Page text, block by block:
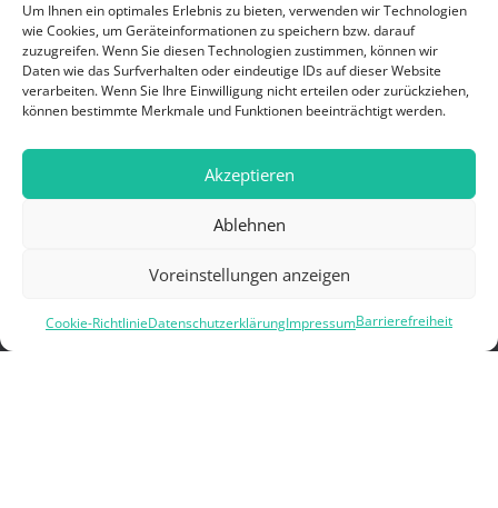
Um Ihnen ein optimales Erlebnis zu bieten, verwenden wir Technologien
wie Cookies, um Geräteinformationen zu speichern bzw. darauf
zuzugreifen. Wenn Sie diesen Technologien zustimmen, können wir
Daten wie das Surfverhalten oder eindeutige IDs auf dieser Website
verarbeiten. Wenn Sie Ihre Einwilligung nicht erteilen oder zurückziehen,
können bestimmte Merkmale und Funktionen beeinträchtigt werden.
Akzeptieren
Ablehnen
Voreinstellungen anzeigen
Cookie-RichtlinieDatenschutzerklärungImpressumBarrierefreiheit
Navigation
Startseite
Über uns
Datenschutz